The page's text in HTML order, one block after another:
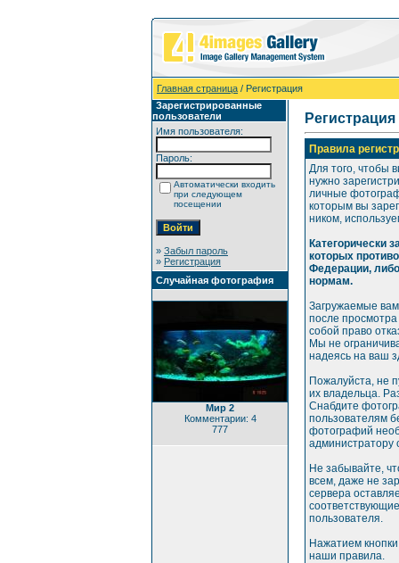
Главная страница / Регистрация
Зарегистрированные
пользователи
Имя пользователя:
Пароль:
Автоматически входить
при следующем
посещении
» Забыл пароль
» Регистрация
Случайная фотография
Мир 2
Комментарии: 4
777
Регистрация
Правила
Для того, чтобы
нужно
личные
которым вы
ником,
Категорически
которых
Федерации,
нормам.
Загружаемые
после
собой право
Мы не
надеясь на ваш
Пожалуйста, не
их владельца.
Снабдите
пользователям
фотографий
администратору
Не забывайте,
всем, даже не
сервера
пользователя.
Нажатием
наши правила.